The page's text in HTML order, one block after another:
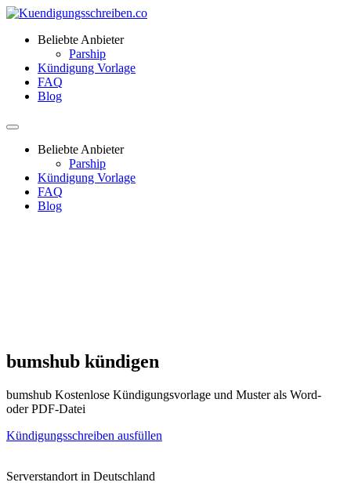
Beliebte Anbieter
Parship
Kündigung Vorlage
FAQ
Blog
Beliebte Anbieter
Parship
Kündigung Vorlage
FAQ
Blog
bumshub kündigen
bumshub Kostenlose Kündigungsvorlage und Muster als Word-
oder PDF-Datei
Kündigungsschreiben ausfüllen
Serverstandort in Deutschland